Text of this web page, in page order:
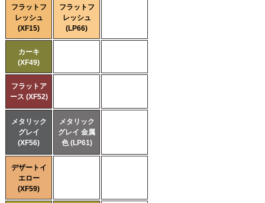
フラットフ
レッシュ
(XF15)
フラットフ
レッシュ
(LP66)
カーキ
(XF49)
フラットア
ース (XF52)
メタリック
グレイ
(XF56)
メタリック
グレイ 金属
色 (LP61)
デザートイ
エロー
(XF59)